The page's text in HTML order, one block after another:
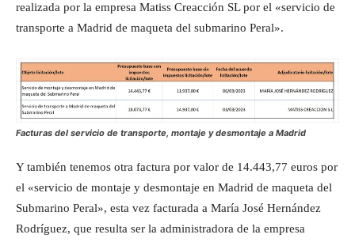
realizada por la empresa Matiss Creacción SL por el «servicio de
transporte a Madrid de maqueta del submarino Peral».
Facturas del servicio de transporte, montaje y desmontaje a Madrid
Y también tenemos otra factura por valor de 14.443,77 euros por
el «servicio de montaje y desmontaje en Madrid de maqueta del
Submarino Peral», esta vez facturada a María José Hernández
Rodríguez, que resulta ser la administradora de la empresa